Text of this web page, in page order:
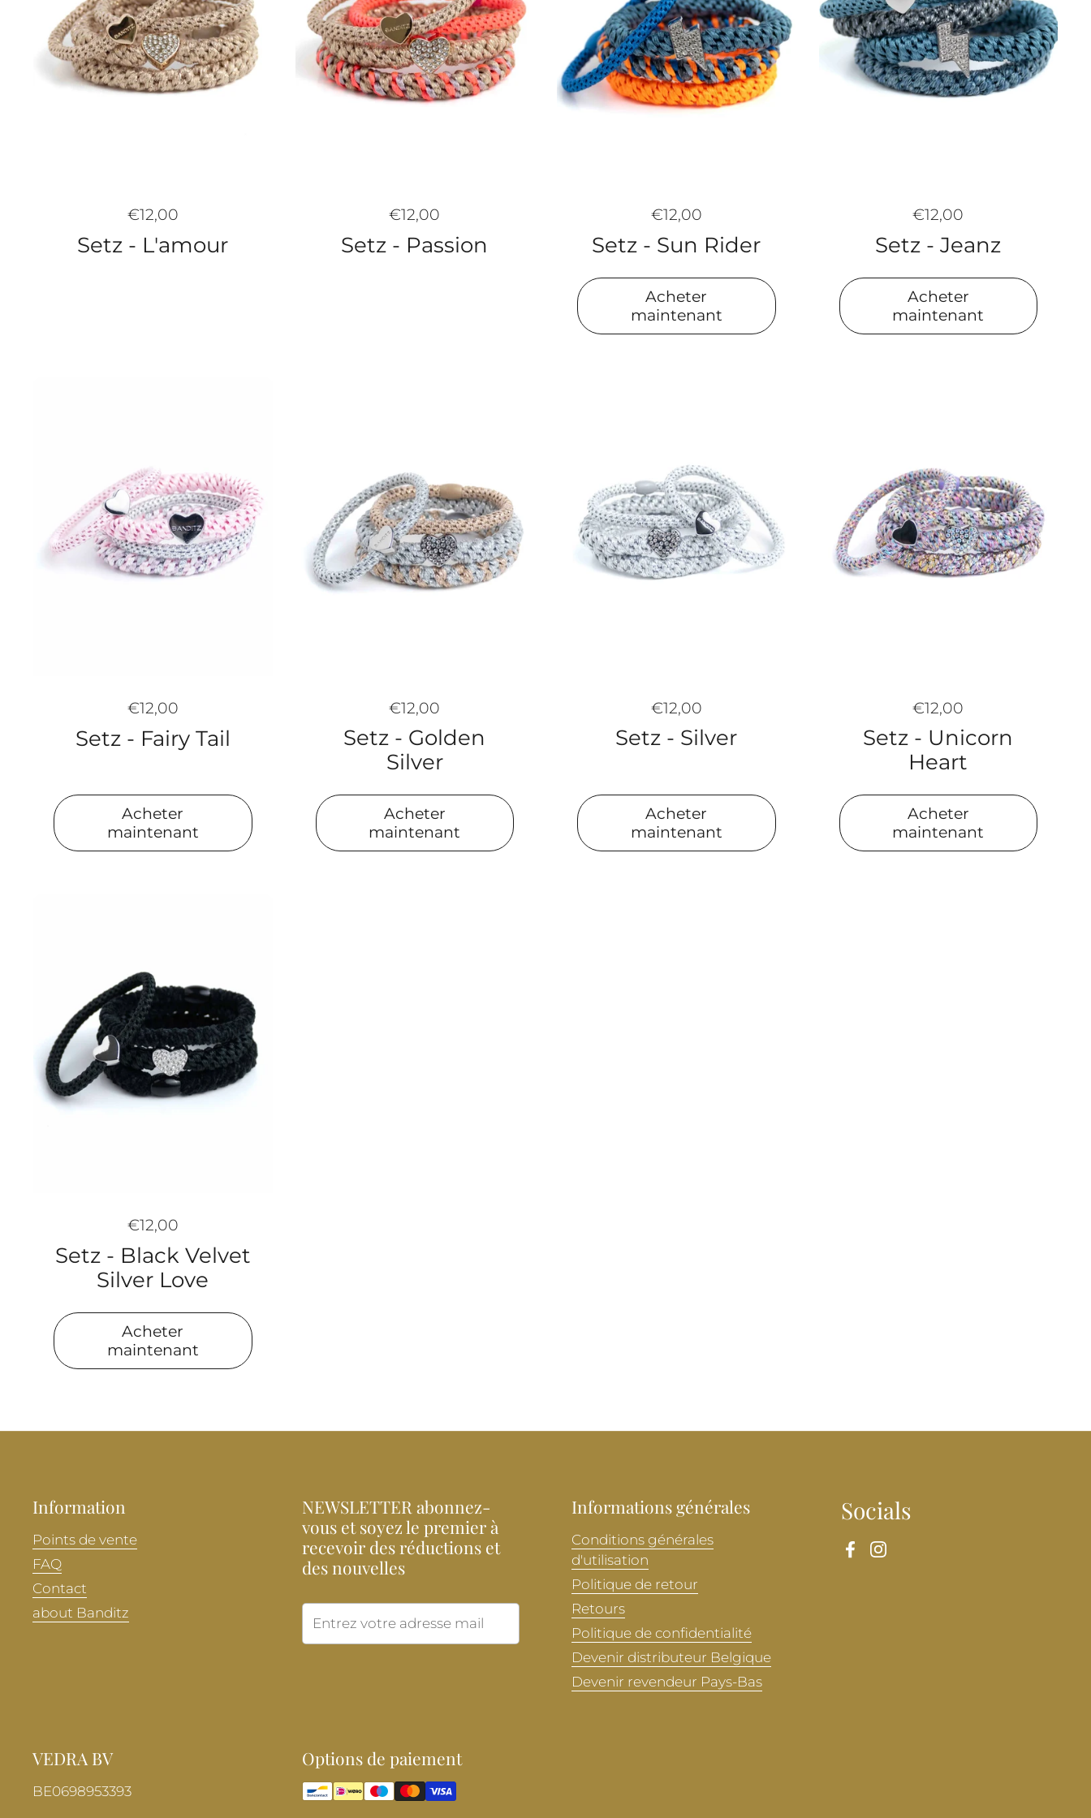
€12,00
Setz - L'amour
€12,00
Setz - Passion
€12,00
Setz - Sun Rider
Acheter
maintenant
€12,00
Setz - Jeanz
Acheter
maintenant
€12,00
Setz - Fairy Tail
Acheter
maintenant
€12,00
Setz - Golden
Silver
Acheter
maintenant
€12,00
Setz - Silver
Acheter
maintenant
€12,00
Setz - Unicorn
Heart
Acheter
maintenant
€12,00
Setz - Black Velvet
Silver Love
Acheter
maintenant
Information
Points de vente
FAQ
Contact
about Banditz
NEWSLETTER abonnez-
vous et soyez le premier à
recevoir des réductions et
des nouvelles
Informations générales
Conditions générales
d'utilisation
Politique de retour
Retours
Politique de confidentialité
Devenir distributeur Belgique
Devenir revendeur Pays-Bas
Socials
Facebook
Instagram
VEDRA BV
BE0698953393
Options de paiement